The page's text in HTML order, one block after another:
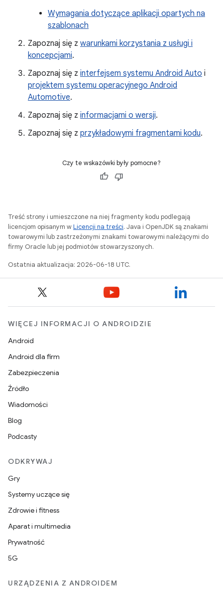
Wymagania dotyczące aplikacji opartych na
szablonach
Zapoznaj się z warunkami korzystania z usługi i
koncepcjami.
Zapoznaj się z interfejsem systemu Android Auto i
projektem systemu operacyjnego Android
Automotive.
Zapoznaj się z informacjami o wersji.
Zapoznaj się z przykładowymi fragmentami kodu.
Czy te wskazówki były pomocne?
Treść strony i umieszczone na niej fragmenty kodu podlegają
licencjom opisanym wLicencji na treści. Java i OpenJDK są znakami
towarowymi lub zastrzeżonymi znakami towarowymi należącymi do
firmy Oracle lub jej podmiotów stowarzyszonych.
Ostatnia aktualizacja: 2026-06-18 UTC.
WIĘCEJ INFORMACJI O ANDROIDZIE
Android
Android dla firm
Zabezpieczenia
Źródło
Wiadomości
Blog
Podcasty
ODKRYWAJ
Gry
Systemy uczące się
Zdrowie i fitness
Aparat i multimedia
Prywatność
5G
URZĄDZENIA Z ANDROIDEM